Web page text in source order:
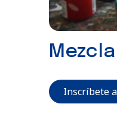
Inscríbete